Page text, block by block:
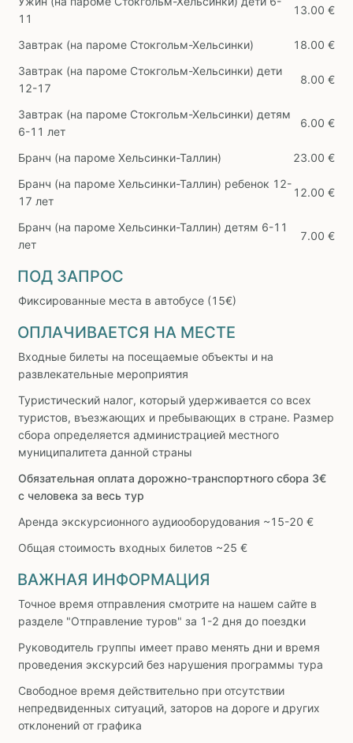
11
13.00 €
Завтрак (на пароме Стокгольм-Хельсинки)
18.00 €
Завтрак (на пароме Стокгольм-Хельсинки) дети
12-17
8.00 €
Завтрак (на пароме Стокгольм-Хельсинки) детям
6-11 лет
6.00 €
Бранч (на пароме Хельсинки-Таллин)
23.00 €
Бранч (на пароме Хельсинки-Таллин) ребенок 12-
17 лет
12.00 €
Бранч (на пароме Хельсинки-Таллин) детям 6-11
лет
7.00 €
ПОД ЗАПРОС
Фиксированные места в автобусе (15€)
ОПЛАЧИВАЕТСЯ НА МЕСТЕ
Входные билеты на посещаемые объекты и на
развлекательные мероприятия
Туристический налог, который удерживается со всех
туристов, въезжающих и пребывающих в стране. Размер
сбора определяется администрацией местного
муниципалитета данной страны
Обязательная оплата дорожно-транспортного сбора 3€
с человека за весь тур
Аренда экскурсионного аудиооборудования ~15-20 €
Общая стоимость входных билетов ~25 €
ВАЖНАЯ ИНФОРМАЦИЯ
Точное время отправления смотрите на нашем сайте в
разделе "Отправление туров" за 1-2 дня до поездки
Руководитель группы имеет право менять дни и время
проведения экскурсий без нарушения программы тура
Свободное время действительно при отсутствии
непредвиденных ситуаций, заторов на дороге и других
отклонений от графика